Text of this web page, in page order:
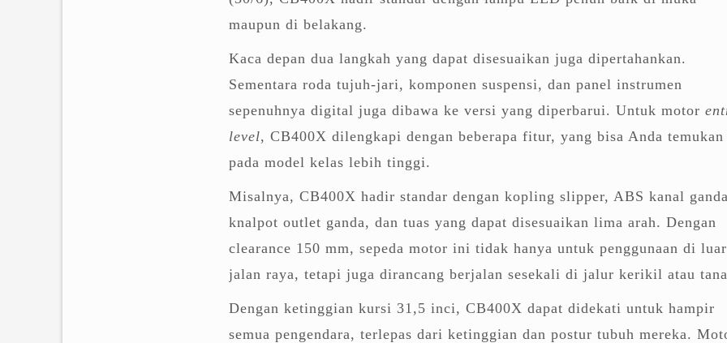
maupun di belakang.
Kaca depan dua langkah yang dapat disesuaikan juga dipertahankan.
Sementara roda tujuh-jari, komponen suspensi, dan panel instrumen
sepenuhnya digital juga dibawa ke versi yang diperbarui. Untuk motor
level, CB400X dilengkapi dengan beberapa fitur, yang bisa Anda temukan
pada model kelas lebih tinggi.
Misalnya, CB400X hadir standar dengan kopling slipper, ABS kanal
knalpot outlet ganda, dan tuas yang dapat disesuaikan lima arah. Dengan
clearance 150 mm, sepeda motor ini tidak hanya untuk penggunaan di luar
jalan raya, tetapi juga dirancang berjalan sesekali di jalur kerikil atau
Dengan ketinggian kursi 31,5 inci, CB400X dapat didekati untuk hampir
semua pengendara, terlepas dari ketinggian dan postur tubuh mereka.